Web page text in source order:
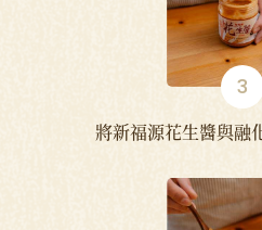
將新福源花生醬與融